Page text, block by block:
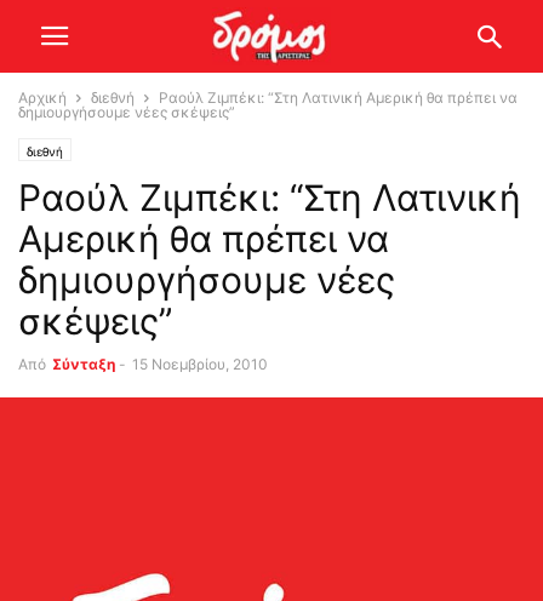
Αρχική διεθνή
Ραούλ Ζιμπέκι: “Στη Λατινική Αμερική θα πρέπει να
δημιουργήσουμε νέες σκέψεις”
διεθνή
Ραούλ Ζιμπέκι: “Στη Λατινική
Αμερική θα πρέπει να
δημιουργήσουμε νέες
σκέψεις”
Από Σύνταξη - 15 Νοεμβρίου, 2010